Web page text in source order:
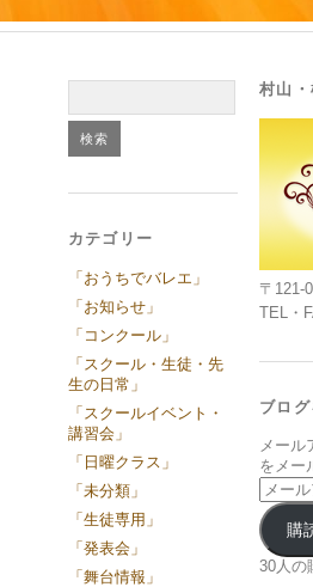
カテゴリー
「おうちでバレエ」
「お知らせ」
「コンクール」
「スクール・生徒・先
生の日常」
「スクールイベント・
講習会」
「日曜クラス」
「未分類」
「生徒専用」
「発表会」
「舞台情報」
村山
〒121-
TEL・
ブロ
メール
をメー
メ
ー
ル
ア
ド
購
30人の